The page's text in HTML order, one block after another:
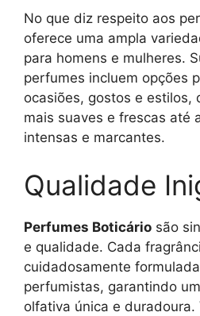
No que diz respeito aos
oferece uma ampla
para homens e mulheres.
perfumes incluem opções
ocasiões, gostos e estilos,
mais suaves e frescas até
intensas e marcantes.
Qualidade
Perfumes Boticário são
e qualidade. Cada
cuidadosamente
perfumistas, garantindo
olfativa única e duradoura.